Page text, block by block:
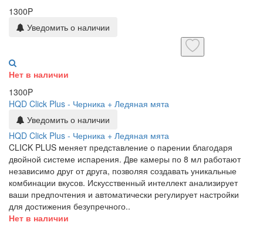
1300P
Уведомить о наличии
Нет в наличии
1300P
HQD Click Plus - Черника + Ледяная мята
Уведомить о наличии
HQD Click Plus - Черника + Ледяная мята
CLICK PLUS меняет представление о парении благодаря
двойной системе испарения. Две камеры по 8 мл работают
независимо друг от друга, позволяя создавать уникальные
комбинации вкусов. Искусственный интеллект анализирует
ваши предпочтения и автоматически регулирует настройки
для достижения безупречного..
Нет в наличии